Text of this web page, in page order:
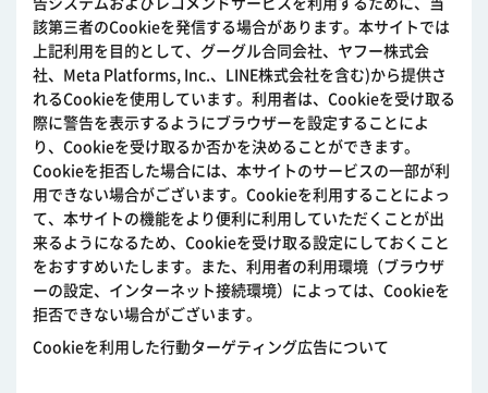
告システムおよびレコメンドサービスを利用するために、当
該第三者のCookieを発信する場合があります。本サイトでは
上記利用を目的として、グーグル合同会社、ヤフー株式会
社、Meta Platforms, Inc.、LINE株式会社を含む)から提供さ
れるCookieを使用しています。利用者は、Cookieを受け取る
際に警告を表示するようにブラウザーを設定することによ
り、Cookieを受け取るか否かを決めることができます。
Cookieを拒否した場合には、本サイトのサービスの一部が利
用できない場合がございます。Cookieを利用することによっ
て、本サイトの機能をより便利に利用していただくことが出
来るようになるため、Cookieを受け取る設定にしておくこと
をおすすめいたします。また、利用者の利用環境（ブラウザ
ーの設定、インターネット接続環境）によっては、Cookieを
拒否できない場合がございます。
Cookieを利用した行動ターゲティング広告について